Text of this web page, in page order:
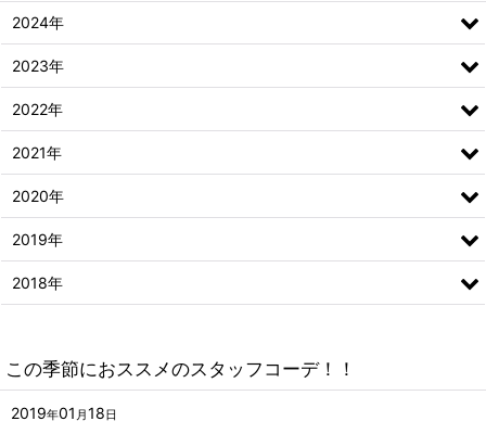
この季節におススメのスタッフコーデ！！
2019年01 月 18 日
2024年
2023年
2022年
2021年
2020年
2019年
2018年